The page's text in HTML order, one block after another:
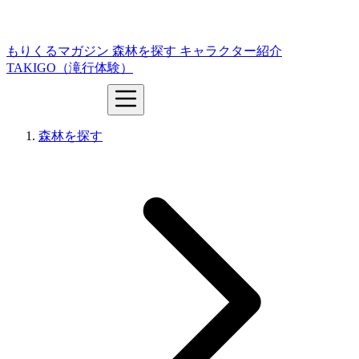
もりくるマガジン 森林を探す キャラクター紹介
TAKIGO（滝行体験）
森林を探す